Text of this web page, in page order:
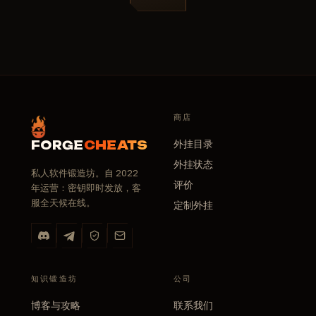
FORGECHEATS
私人软件锻造坊。自 2022
年运营：密钥即时发放，客
服全天候在线。
商店
外挂目录
外挂状态
评价
定制外挂
知识锻造坊
博客与攻略
公司
联系我们